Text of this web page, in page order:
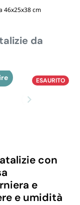
46x25x38 cm
da
ESAURITO
con
e
e umidità